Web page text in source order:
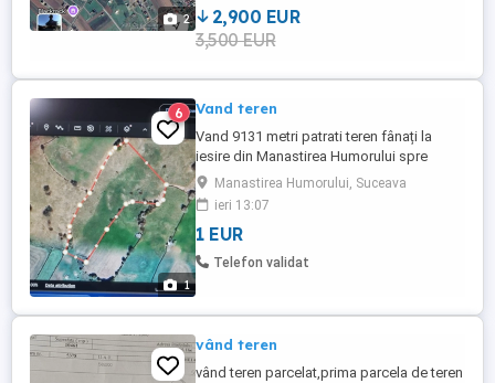
2
inchiderea 25.79 m
2,900 EUR
3,500 EUR
1
6 Vand teren
Vand 9131 metri patrati teren fânați la
iesire din Manastirea Humorului spre
Poiana Micului,zona Todan(in camp).Mai
multe detalii la telefon.
Manastirea Humorului, Suceava
ieri 13:07
1 EUR
Telefon validat
vând teren
vând teren parcelat,prima parcela de teren